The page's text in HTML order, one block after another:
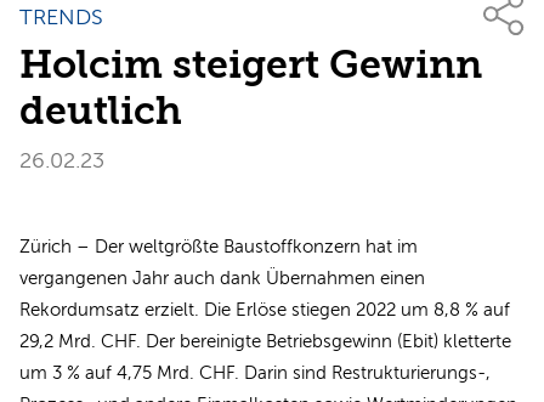
TRENDS
Holcim steigert Gewinn
deutlich
26.02.23
Zürich – Der weltgrößte Baustoffkonzern hat im
vergangenen Jahr auch dank Übernahmen einen
Rekordumsatz erzielt. Die Erlöse stiegen 2022 um 8,8 % auf
29,2 Mrd. CHF. Der bereinigte Betriebsgewinn (Ebit) kletterte
um 3 % auf 4,75 Mrd. CHF. Darin sind Restrukturierungs-,